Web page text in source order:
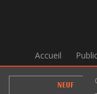
Accueil
NEUF